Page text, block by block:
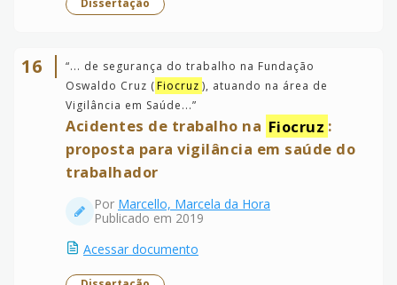
Dissertação
16 “... de segurança do trabalho na Fundação
Oswaldo Cruz (Fiocruz ), atuando na área de
Vigilância em Saúde...”
Acidentes de trabalho na Fiocruz :
proposta para vigilância em saúde do
trabalhador
Por Marcello, Marcela da Hora
Publicado em 2019
Acessar documento